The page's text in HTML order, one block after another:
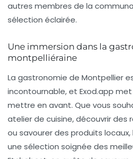
autres membres de la
sélection éclairée.
Une immersion dans la
montpelliéraine
La gastronomie de Montpellier
incontournable, et Exod.app met
mettre en avant. Que vous
atelier de cuisine, découvrir des
ou savourer des produits
une sélection soignée des